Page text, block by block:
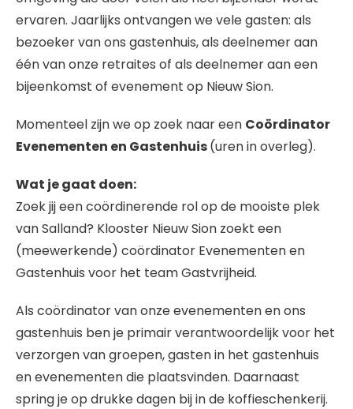
ervaren. Jaarlijks ontvangen we vele gasten: als
bezoeker van ons gastenhuis, als deelnemer aan
één van onze retraites of als deelnemer aan een
bijeenkomst of evenement op Nieuw Sion.
Momenteel zijn we op zoek naar een Coördinator
Evenementen en Gastenhuis(uren in overleg).
Wat je gaat doen:
Zoek jij een coördinerende rol op de mooiste plek
van Salland? Klooster Nieuw Sion zoekt een
(meewerkende) coördinator Evenementen en
Gastenhuis voor het team Gastvrijheid.
Als coördinator van onze evenementen en ons
gastenhuis ben je primair verantwoordelijk voor het
verzorgen van groepen, gasten in het gastenhuis
en evenementen die plaatsvinden. Daarnaast
spring je op drukke dagen bij in de koffieschenkerij.